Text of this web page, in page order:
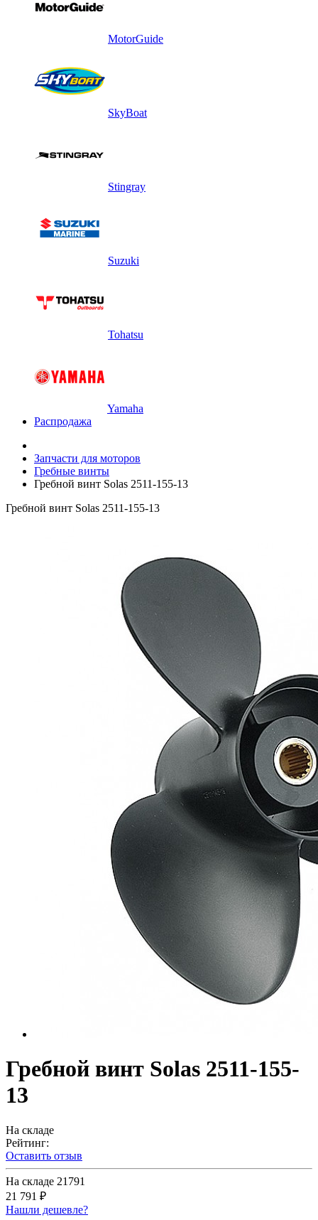
MotorGuide
SkyBoat
Stingray
Suzuki
Tohatsu
Yamaha
Распродажа
Запчасти для моторов
Гребные винты
Гребной винт Solas 2511-155-13
Гребной винт Solas 2511-155-13
Гребной винт Solas 2511-155-
13
На складе
Рейтинг:
Оставить отзыв
На складе 21791
21 791 ₽
Нашли дешевле?